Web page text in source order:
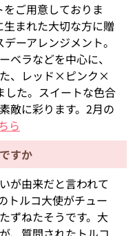
ご用意しておりま
まれた大切な方に贈
ーアレンジメント。
ベラなどを中心に、
、レッド×ピンク×
した。スイートな色合
敵に彩ります。2月の
ら
すか
が由来だと言われて
トルコ大使がチュー
ずねたそうです。大